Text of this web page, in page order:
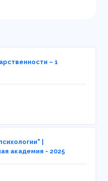
– 1
|
академия - 2025